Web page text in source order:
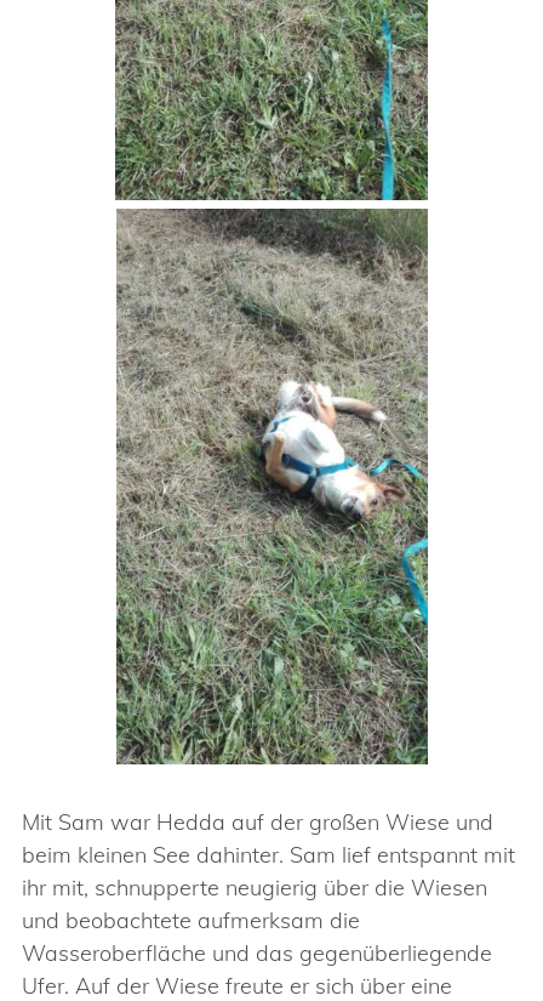
Mit Sam war Hedda auf der großen Wiese und
beim kleinen See dahinter. Sam lief entspannt mit
ihr mit, schnupperte neugierig über die Wiesen
und beobachtete aufmerksam die
Wasseroberfläche und das gegenüberliegende
Ufer. Auf der Wiese freute er sich über eine